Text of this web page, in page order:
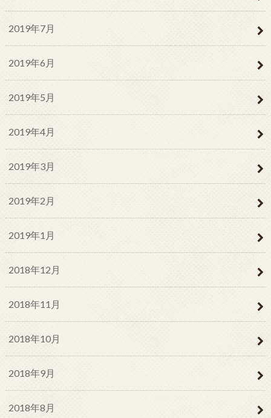
2019年7月
2019年6月
2019年5月
2019年4月
2019年3月
2019年2月
2019年1月
2018年12月
2018年11月
2018年10月
2018年9月
2018年8月